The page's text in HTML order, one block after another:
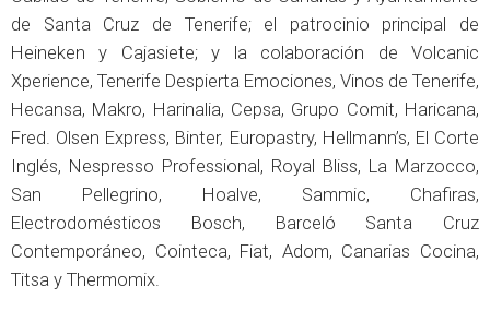
de Santa Cruz de Tenerife; el patrocinio principal de
Heineken y Cajasiete; y la colaboración de Volcanic
Xperience, Tenerife Despierta Emociones, Vinos de Tenerife,
Hecansa, Makro, Harinalia, Cepsa, Grupo Comit, Haricana,
Fred. Olsen Express, Binter, Europastry, Hellmann’s, El Corte
Inglés, Nespresso Professional, Royal Bliss, La Marzocco,
San Pellegrino, Hoalve, Sammic, Chafiras,
Electrodomésticos Bosch, Barceló Santa Cruz
Contemporáneo, Cointeca, Fiat, Adom, Canarias Cocina,
Titsa y Thermomix.